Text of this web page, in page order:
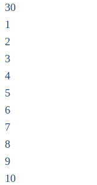
30
1
2
3
4
5
6
7
8
9
10